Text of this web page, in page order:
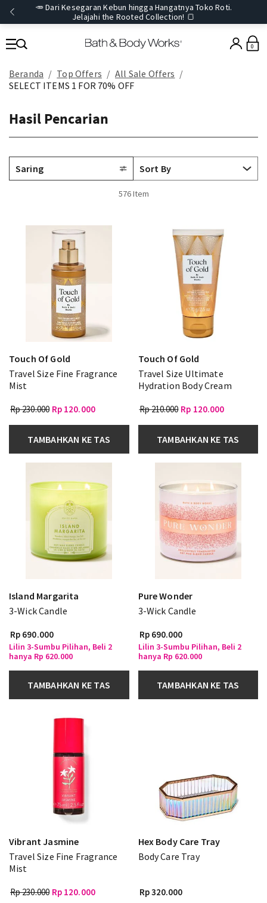
🥕 Dari Kesegaran Kebun hingga Hangatnya Toko Roti.
Jelajahi the Rooted Collection! 🍞
0
Beranda Top Offers
All Sale Offers
SELECT ITEMS 1 FOR 70% OFF
Hasil Pencarian
Saring
576 Item
Touch Of Gold
Travel Size Fine Fragrance
Mist
Rp 230.000 Rp 120.000
TAMBAHKAN KE TAS
Touch Of Gold
Travel Size Ultimate
Hydration Body Cream
Rp 210.000 Rp 120.000
TAMBAHKAN KE TAS
Island Margarita
3-Wick Candle
Rp 690.000
Lilin 3-Sumbu Pilihan, Beli 2
hanya Rp 620.000
TAMBAHKAN KE TAS
Pure Wonder
3-Wick Candle
Rp 690.000
Lilin 3-Sumbu Pilihan, Beli 2
hanya Rp 620.000
TAMBAHKAN KE TAS
Vibrant Jasmine
Travel Size Fine Fragrance
Mist
Rp 230.000 Rp 120.000
Hex Body Care Tray
Body Care Tray
Rp 320.000